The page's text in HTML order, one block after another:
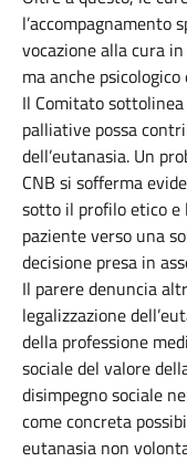
l’accompagnamento
vocazione alla cura
ma anche
Il Comitato
palliative possa
dell’eutanasia. Un
CNB si sofferma
sotto il profilo etico e
paziente verso una
decisione presa in
Il parere denuncia
legalizzazione
della professione
sociale del valore
disimpegno sociale
come concreta
eutanasia non